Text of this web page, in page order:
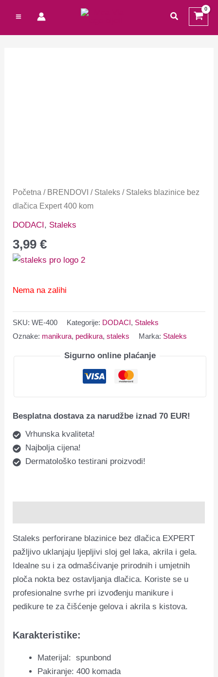
sadržaj
traži
Početna / BRENDOVI / Staleks / Staleks blazinice bez
dlačica Expert 400 kom
DODACI, Staleks
3,99€
Nema na zalihi
SKU:WE-400 Kategorije: DODACI, Staleks
Oznake: manikura, pedikura,staleks Marka: Staleks
Sigurno online plaćanje
Besplatna dostava za narudžbe iznad 70 EUR!
Vrhunska kvaliteta!
Najbolja cijena!
Dermatološko testirani proizvodi!
Staleks perforirane blazinice bez dlačica EXPERT
pažljivo uklanjaju ljepljivi sloj gel laka, akrila i gela.
Idealne su i za odmašćivanje prirodnih i umjetnih
ploča nokta bez ostavljanja dlačica. Koriste se u
profesionalne svrhe pri izvođenju manikure i
pedikure te za čišćenje gelova i akrila s kistova.
Karakteristike:
Materijal: spunbond
Pakiranje: 400 komada
Total: